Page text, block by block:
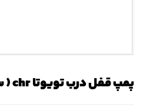
پمپ قفل درب تویوتا chr ( سی اچ آر )